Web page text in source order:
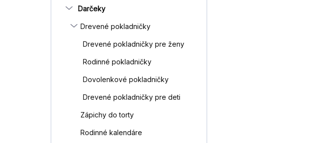
Darčeky
Drevené pokladničky
Drevené pokladničky pre ženy
Rodinné pokladničky
Dovolenkové pokladničky
Drevené pokladničky pre deti
Zápichy do torty
Rodinné kalendáre